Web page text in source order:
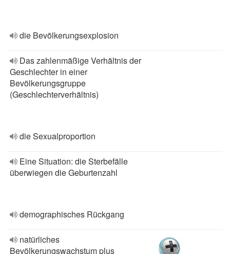
die Bevölkerungsexplosion
Das zahlenmäßige Verhältnis der
Geschlechter in einer
Bevölkerungsgruppe
(Geschlechterverhältnis)
die Sexualproportion
Eine Situation: die Sterbefälle
überwiegen die Geburtenzahl
demographisches Rückgang
natürliches
Bevölkerungswachstum plus